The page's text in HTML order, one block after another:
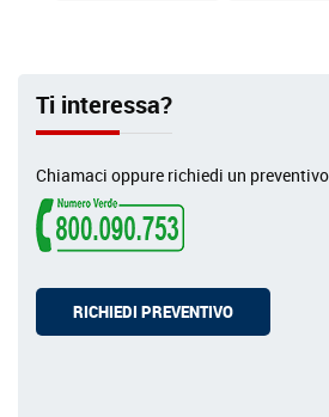
Ti interessa?
Chiamaci oppure richiedi un
RICHIEDI PREVENTIVO